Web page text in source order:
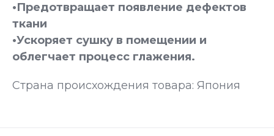
•Предотвращает появление дефектов
ткани
•Ускоряет сушку в помещении и
облегчает процесс глажения.
Страна происхождения товара: Япония